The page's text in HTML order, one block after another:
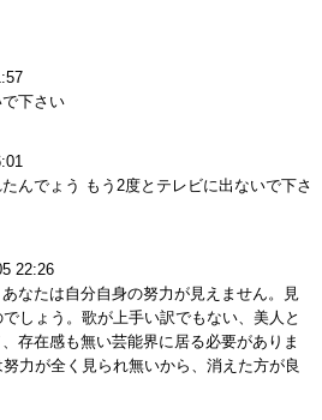
下さい
んでょう もう2度とテレビに出ないで下さ
22:26
なたは自分自身の努力が見えません。見
しょう。歌が上手い訳でもない、美人と
存在感も無い芸能界に居る必要がありま
力が全く見られ無いから、消えた方が良